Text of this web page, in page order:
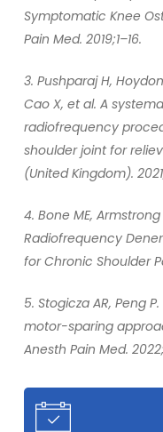
Symptomatic Knee
Pain Med. 2019;1–16.
3. Pushparaj H,
Cao X, et al. A
radiofrequency
shoulder joint for
(United Kingdom).
4. Bone ME,
Radiofrequency
for Chronic Shoulder
5. Stogicza AR, Peng
motor-sparing
Anesth Pain Med.